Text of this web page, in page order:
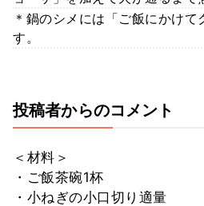
＊鍋のシメには「ご飯にかけ
す。
投稿者からのコメント
＜材料＞
・ご飯茶碗1杯
・小ねぎの小口切り適量